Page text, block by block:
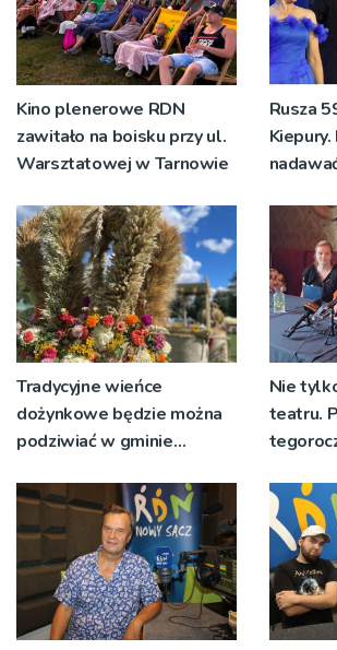
Kino plenerowe RDN
zawitało na boisku przy ul.
Warsztatowej w Tarnowie
Rusza
Tradycyjne wieńce
dożynkowe będzie można
podziwiać w gminie
Nie
teatru.